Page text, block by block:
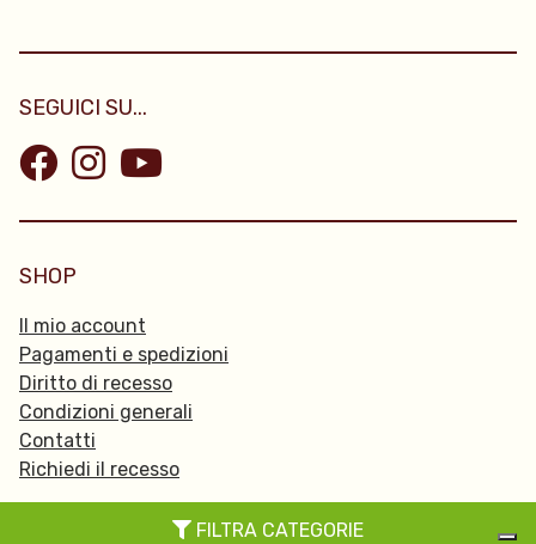
FILTRA CATEGORIE
SEGUICI SU...
SHOP
Il mio account
Pagamenti e spedizioni
Diritto di recesso
Condizioni generali
Contatti
Richiedi il recesso